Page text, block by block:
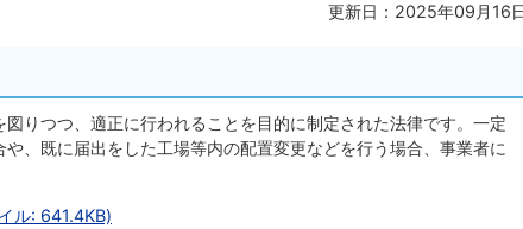
更新日：2025年09月16
りつつ、適正に行われることを目的に制定された法律です。一定
、既に届出をした工場等内の配置変更などを行う場合、事業者に
ル: 641.4KB)